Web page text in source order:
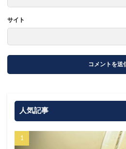
サイト
人気記事